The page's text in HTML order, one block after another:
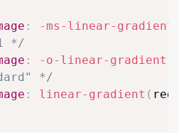
: -ms-linear-gradient
*/
: -o-linear-gradient
*/
: linear-gradient (